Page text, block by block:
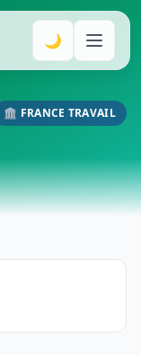
🌙
🏛️ FRANCE TRAVAIL